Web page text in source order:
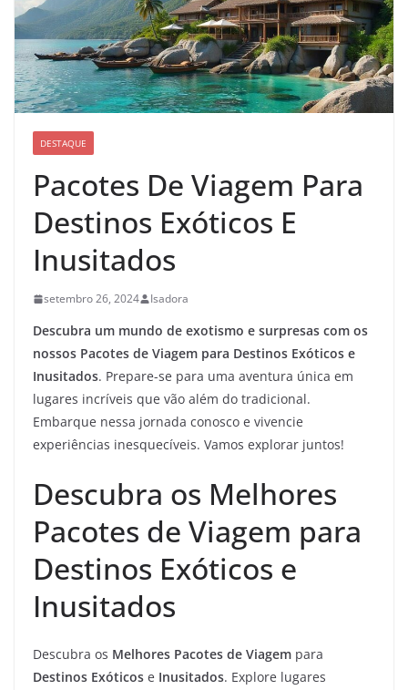
DESTAQUE
Pacotes De Viagem Para
Destinos Exóticos E
Inusitados
setembro 26, 2024 Isadora
Descubra um mundo de exotismo e surpresas com os
nossos Pacotes de Viagem para Destinos Exóticos e
Inusitados. Prepare-se para uma aventura única em
lugares incríveis que vão além do tradicional.
Embarque nessa jornada conosco e vivencie
experiências inesquecíveis. Vamos explorar juntos!
Descubra os Melhores
Pacotes de Viagem para
Destinos Exóticos e
Inusitados
Descubra os Melhores Pacotes de Viagem para
Destinos Exóticos e Inusitados. Explore lugares